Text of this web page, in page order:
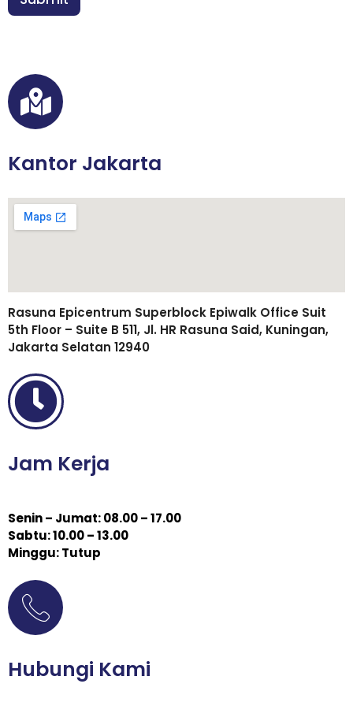
e
h
a
n
/
W
*
Kantor Jakarta
Rasuna Epicentrum Superblock Epiwalk Office Suit
5th Floor – Suite B 511, Jl. HR Rasuna Said, Kuningan,
Jakarta Selatan 12940
Jam Kerja
Senin – Jumat: 08.00 – 17.00
Sabtu: 10.00 – 13.00
Minggu: Tutup
Hubungi Kami